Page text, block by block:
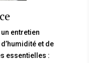
entretien
et de
essentielles :